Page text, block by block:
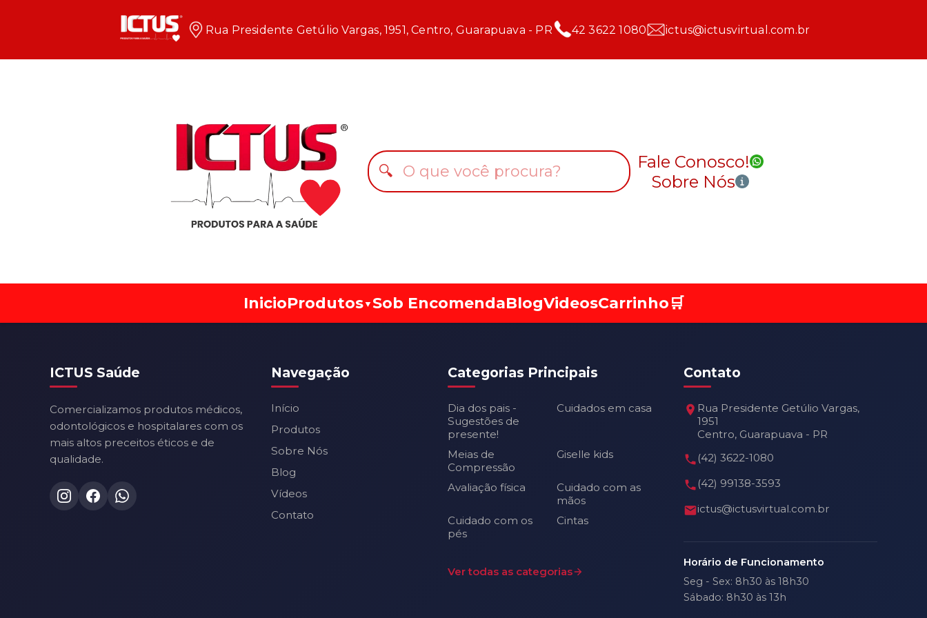
Rua Presidente Getúlio Vargas, 1951, Centro, Guarapuava - PR 42 3622 1080 ictus@ictusvirtual.com.br
🔍
Fale Conosco!
Sobre Nós
InicioProdutos▼ Sob EncomendaBlogVideosCarrinho🛒
ICTUS Saúde
Comercializamos produtos médicos,
odontológicos e hospitalares com os
mais altos preceitos éticos e de
qualidade.
Navegação
Início
Produtos
Sobre Nós
Blog
Vídeos
Contato
Categorias Principais
Dia dos pais -
Sugestões de
presente!
Cuidados em casa
Meias de
Compressão
Giselle kids
Avaliação física
Cuidado com as
mãos
Cuidado com os
pés
Cintas
Ver todas as categorias
Contato
Rua Presidente Getúlio Vargas,
1951
Centro, Guarapuava - PR
(42) 3622-1080
(42) 99138-3593
ictus@ictusvirtual.com.br
Horário de Funcionamento
Seg - Sex: 8h30 às 18h30
Sábado: 8h30 às 13h